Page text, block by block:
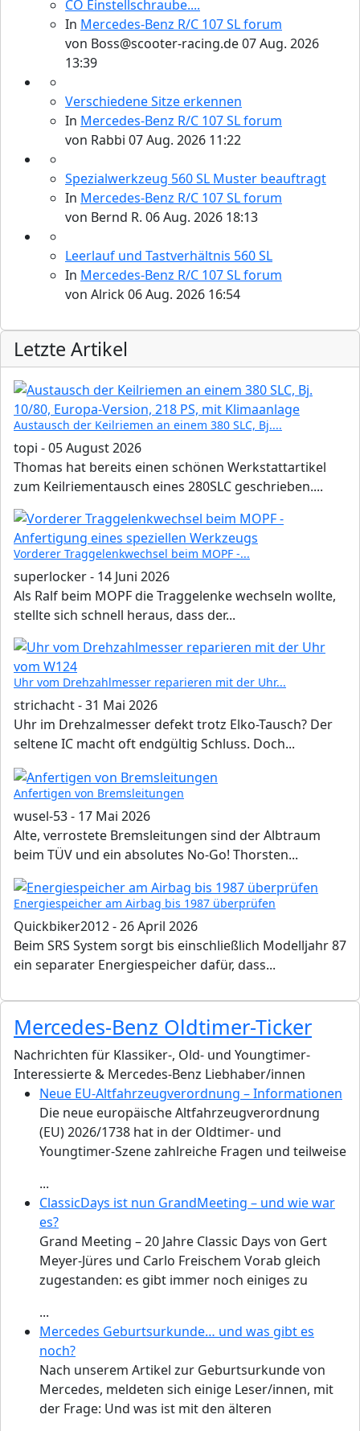
CO Einstellschraube....
In Mercedes-Benz R/C 107 SL forum
von Boss@scooter-racing.de07 Aug. 2026
13:39
Verschiedene Sitze erkennen
In Mercedes-Benz R/C 107 SL forum
von Rabbi 07 Aug. 2026 11:22
Spezialwerkzeug 560 SL Muster beauftragt
In Mercedes-Benz R/C 107 SL forum
von Bernd R. 06 Aug. 2026 18:13
Leerlauf und Tastverhältnis 560 SL
In Mercedes-Benz R/C 107 SL forum
von Alrick06 Aug. 2026 16:54
Letzte Artikel
Austausch der Keilriemen an einem 380 SLC, Bj....
topi -05 August 2026
Thomas hat bereits einen schönen Werkstattartikel
zum Keilriementausch eines 280SLC geschrieben....
Vorderer Traggelenkwechsel beim MOPF -...
superlocker- 14 Juni 2026
Als Ralf beim MOPF die Traggelenke wechseln wollte,
stellte sich schnell heraus, dass der...
Uhr vom Drehzahlmesser reparieren mit der Uhr...
strichacht-31 Mai 2026
Uhr im Drehzalmesser defekt trotz Elko-Tausch? Der
seltene IC macht oft endgültig Schluss. Doch...
Anfertigen von Bremsleitungen
wusel-53- 17 Mai 2026
Alte, verrostete Bremsleitungen sind der Albtraum
beim TÜV und ein absolutes No-Go! Thorsten...
Energiespeicher am Airbag bis 1987 überprüfen
Quickbiker2012-26 April 2026
Beim SRS System sorgt bis einschließlich Modelljahr 87
ein separater Energiespeicher dafür, dass...
Mercedes-Benz Oldtimer-Ticker
Nachrichten für Klassiker-, Old- und Youngtimer-
Interessierte & Mercedes-Benz Liebhaber/innen
Neue EU-Altfahrzeugverordnung – Informationen
Die neue europäische Altfahrzeugverordnung
(EU) 2026/1738 hat in der Oldtimer- und
Youngtimer-Szene zahlreiche Fragen und teilweise
...
ClassicDays ist nun GrandMeeting – und wie war
es?
Grand Meeting – 20 Jahre Classic Days von Gert
Meyer-Jüres und Carlo Freischem Vorab gleich
zugestanden: es gibt immer noch einiges zu
...
Mercedes Geburtsurkunde… und was gibt es
noch?
Nach unserem Artikel zur Geburtsurkunde von
Mercedes, meldeten sich einige Leser/innen, mit
der Frage: Und was ist mit den älteren